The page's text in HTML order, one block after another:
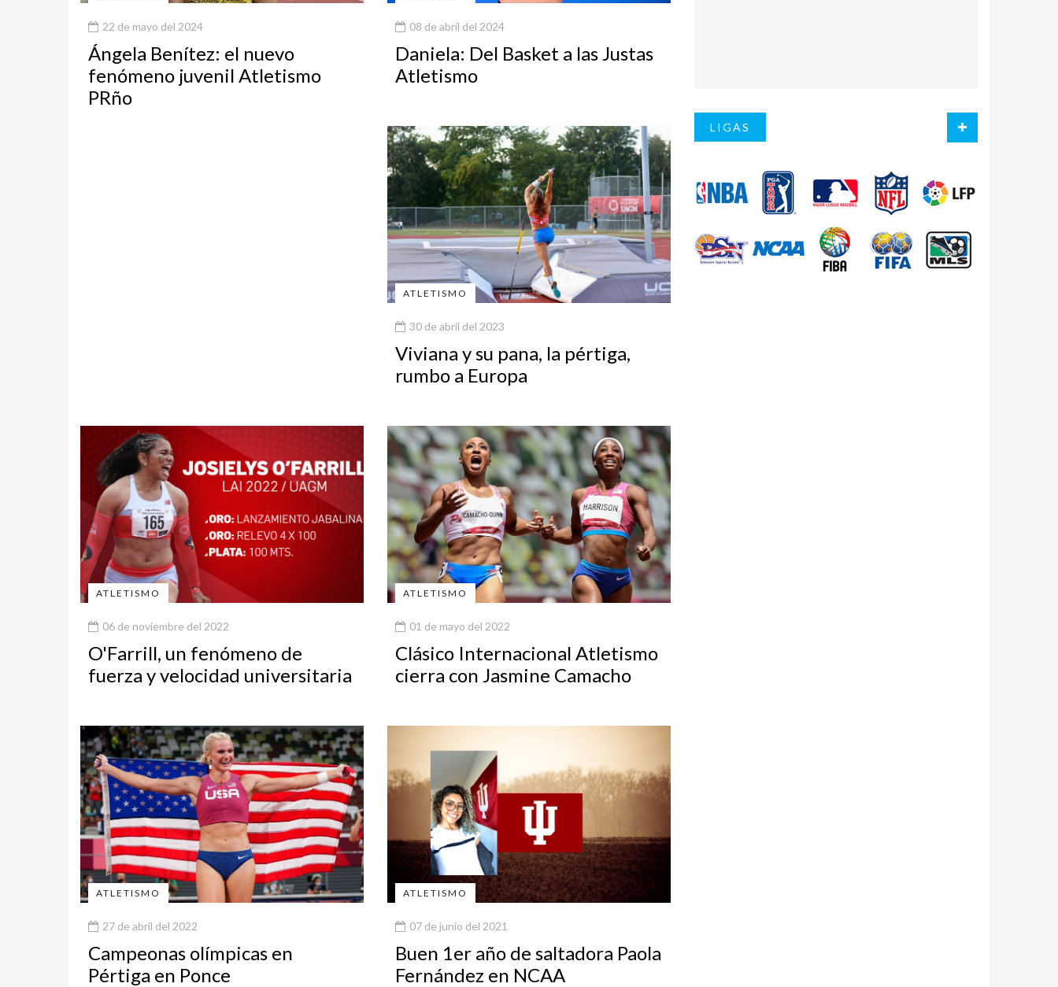
22 de mayo del 2024
Ángela Benítez: el nuevo
fenómeno juvenil Atletismo
PRño
08 de abril del 2024
Daniela: Del Basket a las Justas
Atletismo
ATLETISMO
30 de abril del 2023
Viviana y su pana, la pértiga,
rumbo a Europa
ATLETISMO
06 de noviembre del 2022
O'Farrill, un fenómeno de
fuerza y velocidad universitaria
ATLETISMO
01 de mayo del 2022
Clásico Internacional Atletismo
cierra con Jasmine Camacho
ATLETISMO
27 de abril del 2022
Campeonas olímpicas en
Pértiga en Ponce
ATLETISMO
07 de junio del 2021
Buen 1er año de saltadora Paola
Fernández en NCAA
LIGAS